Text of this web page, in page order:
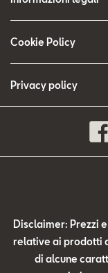
Cookie Policy
Privacy policy
Disclaimer: Prezzi
relative ai prodotti
di alcune